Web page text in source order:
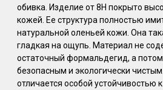
обивка. Изделие от 8H покрыто
кожей. Ее структура полностью
натуральной оленьей кожи. Она
гладкая на ощупь. Материал не
остаточный формальдегид, а
безопасным и экологически
отличается особой устойчивостью